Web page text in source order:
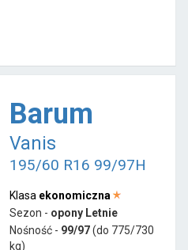
Barum
Vanis
195/60 R16 99/97H
Klasa ekonomiczna
Sezon - opony Letnie
Nośność - 99/97(do 775/730
kg)